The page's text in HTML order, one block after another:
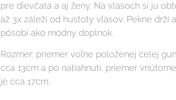
pre dievčatá a aj ženy. Na vlasoch si ju
až 3x záleží od hustoty vlasov. Pekne drží
pôsobí ako módny doplnok.
Rozmer: priemer voľne položenej celej
cca 13cm a po natiahnutí, priemer
je cca 17cm.